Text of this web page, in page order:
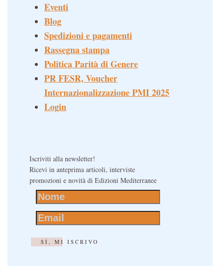
Eventi
Blog
Spedizioni e pagamenti
Rassegna stampa
Politica Parità di Genere
PR FESR, Voucher
Internazionalizzazione PMI 2025
Login
Iscriviti alla newsletter!
Ricevi in anteprima articoli, interviste
promozioni e novità di Edizioni Mediterranee
SÌ, MI ISCRIVO